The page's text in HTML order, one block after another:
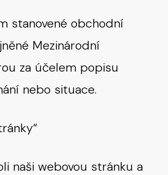
stanovené obchodní
Mezinárodní
za účelem popisu
nebo situace.
naši webovou stránku a